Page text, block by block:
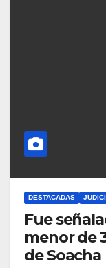
DESTACADAS
Fue
menor de
de Soacha